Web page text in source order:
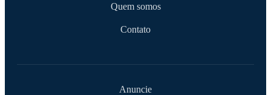
Quem somos
Contato
Anuncie